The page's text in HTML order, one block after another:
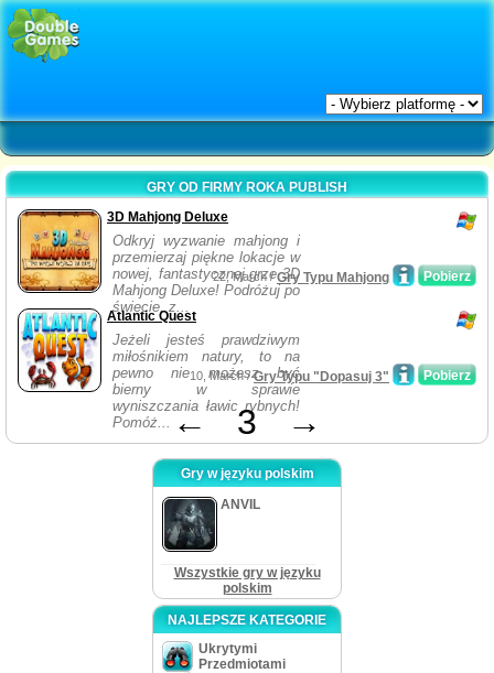
GRY OD FIRMY ROKA PUBLISH
3D Mahjong Deluxe
Odkryj wyzwanie mahjong i
przemierzaj piękne lokacje w
nowej, fantastycznej grze 3D
Mahjong Deluxe! Podróżuj po
świecie, z...
Pobierz
22, March /Gry Typu Mahjong
Atlantic Quest
Jeżeli jesteś prawdziwym
miłośnikiem natury, to na
pewno nie możesz być
bierny w sprawie
wyniszczania ławic rybnych!
Pomóż...
Pobierz
10, March /Gry Typu "Dopasuj 3"
← 3 →
Gry w języku polskim
ANVIL
Wszystkie gry w języku
polskim
NAJLEPSZE KATEGORIE
Ukrytymi
Przedmiotami